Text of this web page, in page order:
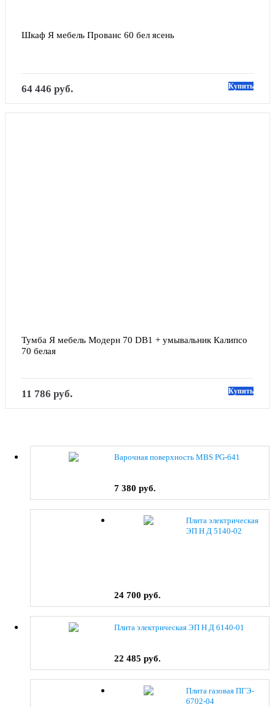
Шкаф Я мебель Прованс 60 бел ясень
64 446 руб. Купить
Тумба Я мебель Модерн 70 DB1 + умывальник Калипсо
70 белая
11 786 руб. Купить
Варочная поверхность MBS PG-641
7 380 руб.
Плита электрическая
ЭП Н Д 5140-02
24 700 руб.
Плита электрическая ЭП Н Д 6140-01
22 485 руб.
Плита газовая ПГЭ-
6702-04